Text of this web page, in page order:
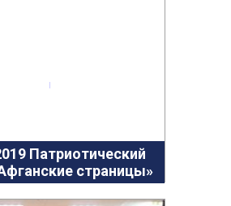
Патриотический
страницы»